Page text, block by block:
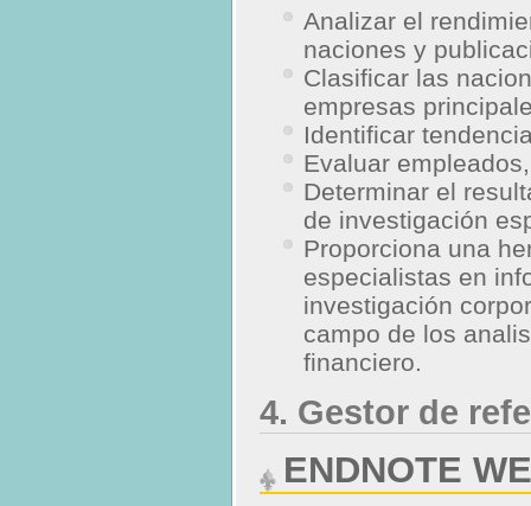
Analizar el
naciones y
Clasificar las
empresas
Identificar
Evaluar
Determinar el
de investigación
Proporciona una
especialistas en
investigación
campo de los
financiero.
4. Gestor de
ENDNOTE